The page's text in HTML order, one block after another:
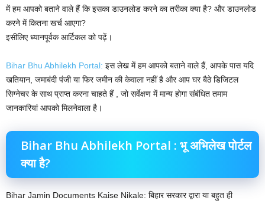
में हम आपको बताने वाले हैं कि इसका डाउनलोड करने का तरीका क्या है? और डाउनलोड
करने में कितना खर्च आएगा?
इसीलिए ध्यानपूर्वक आर्टिकल को पढ़ें।
Bihar Bhu Abhilekh Portal: इस लेख में हम आपको बताने वाले हैं, आपके पास यदि
खतियान, जमाबंदी पंजी या फिर जमीन की केवाला नहीं है और आप घर बैठे डिजिटल
सिग्नेचर के साथ प्राप्त करना चाहते हैं , जो सर्वेक्षण में मान्य होगा संबंधित तमाम
जानकारियां आपको मिलनेवाला है।
Bihar Bhu Abhilekh Portal : भू अभिलेख पोर्टल
क्या है?
Bihar Jamin Documents Kaise Nikale: बिहार सरकार द्वारा या बहुत ही